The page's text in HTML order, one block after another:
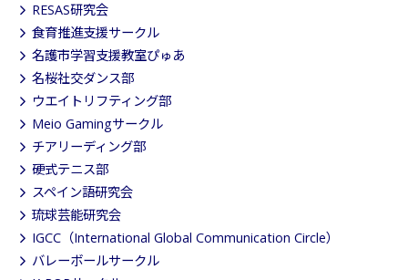
RESAS研究会
食育推進支援サークル
名護市学習支援教室ぴゅあ
名桜社交ダンス部
ウエイトリフティング部
Meio Gamingサークル
チアリーディング部
硬式テニス部
スペイン語研究会
琉球芸能研究会
IGCC（International Global Communication Circle）
バレーボールサークル